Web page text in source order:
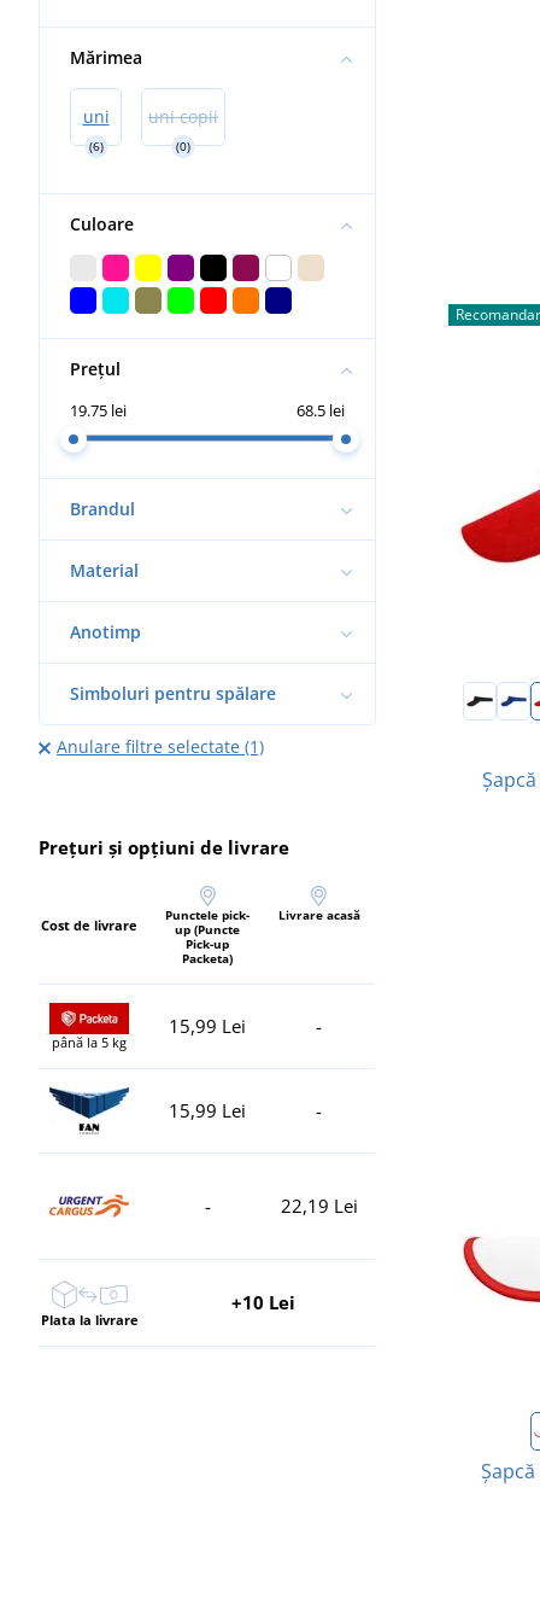
Mărimea
uni
(6)
uni copii
(0)
Culoare
Prețul
19.75 lei 68.5 lei
Brandul
Material
Anotimp
Simboluri pentru spălare
Anulare filtre selectate (1)
Prețuri și opțiuni de livrare
Cost de livrare
Punctele pick-
up (Puncte
Pick-up
Packeta)
Livrare acasă
până la 5 kg
15,99 Lei -
15,99 Lei -
- 22,19 Lei
Plata la livrare
+10 Lei